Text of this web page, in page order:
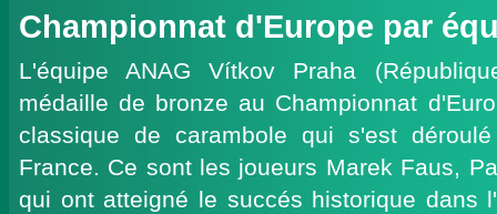
Championnat d'Europe par
L'équipe ANAG Vítkov Praha
médaille de bronze au Championnat
classique de carambole qui s'est
France. Ce sont les joueurs Marek Faus,
qui ont atteigné le succés historique dans